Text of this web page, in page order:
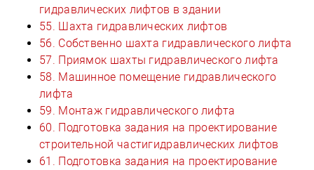
гидравлических лифтов в здании
55. Шахта гидравлических лифтов
56. Собственно шахта гидравлического лифта
57. Приямок шахты гидравлического лифта
58. Машинное помещение гидравлического
лифта
59. Монтаж гидравлического лифта
60. Подготовка задания на проектирование
строительной частигидравлических лифтов
61. Подготовка задания на проектирование